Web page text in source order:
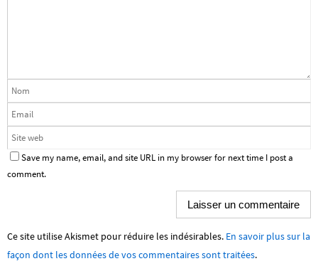
Save my name, email, and site URL in my browser for next time I post a
comment.
Ce site utilise Akismet pour réduire les indésirables. En savoir plus sur la
façon dont les données de vos commentaires sont traitées.